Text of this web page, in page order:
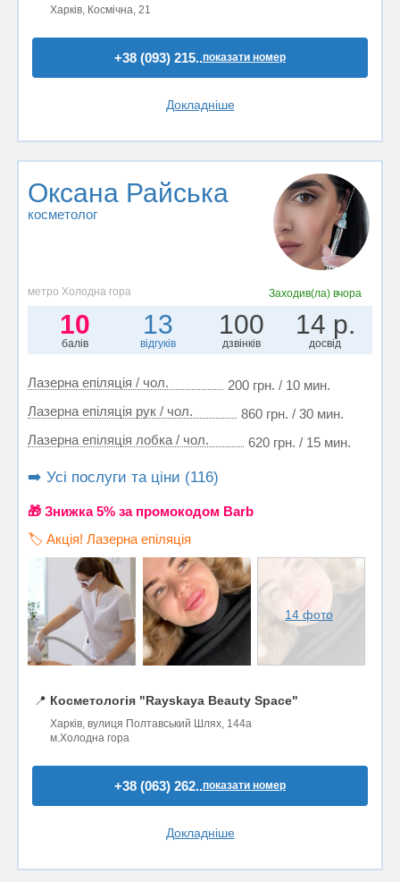
Харків, Космічна, 21
+38 (093) 215..показати номер
Докладніше
Оксана Райська
косметолог
метро Холодна гора Заходив(ла) вчора
10
балів
13
відгуків
100
дзвінків
14 р.
досвід
Лазерна епіляція / чол.
200 грн. / 10 мин.
Лазерна епіляція рук / чол.
860 грн. / 30 мин.
Лазерна епіляція лобка / чол.
620 грн. / 15 мин.
➡️ Усі послуги та ціни (116)
🎁 Знижка 5% за промокодом Barb
🏷️ Акція! Лазерна епіляція
14 фото
📍 Косметологія "Rayskaya Beauty Space"
Харків, вулиця Полтавський Шлях, 144а
м.Холодна гора
+38 (063) 262..показати номер
Докладніше